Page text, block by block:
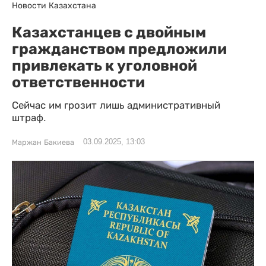
Новости Казахстана
Казахстанцев с двойным
гражданством предложили
привлекать к уголовной
ответственности
Сейчас им грозит лишь административный
штраф.
Маржан Бакиева 03.09.2025, 13:03